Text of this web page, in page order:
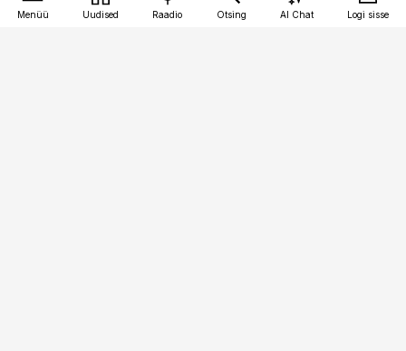
Menüü Uudised Raadio Otsing AI Chat Logi sisse